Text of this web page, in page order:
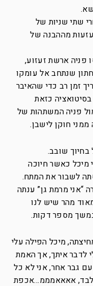
שתי שניות של
מההבנה של
פניה ארשת זעזוע,
שנתחב אל עומקו
זמן רב כדי שהאיבר
כזאת
פניה המשתהות של
חוקן לישבן.
בחיוך שובב.
מיכל כאשר חיוכה
לשבור את המתח.
“אני מרמת גן” ענתה
מהר שיש לנו
מספר דקות.
מיכל הפילה עלי
לדבר איתך, אך האמת
גבר אחר, אני לא כל
לבד, אאאאמממ…אכפת